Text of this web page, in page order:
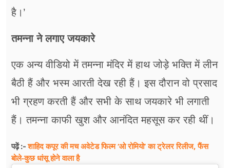
है।’
तमन्ना ने लगाए जयकारे
एक अन्य वीडियो में तमन्ना मंदिर में हाथ जोड़े भक्ति में लीन
बैठी हैं और भस्म आरती देख रही हैं। इस दौरान वो प्रसाद
भी ग्रहण करती हैं और सभी के साथ जयकारे भी लगाती
हैं। तमन्ना काफी खुश और आनंदित महसूस कर रही थीं।
पढ़ें :-शाहिद कपूर की मच अवेटेड फिल्म ‘ओ रोमियो’ का ट्रेलर रिलीज, फैंस
बोले-कुछ धांसू होने वाला है